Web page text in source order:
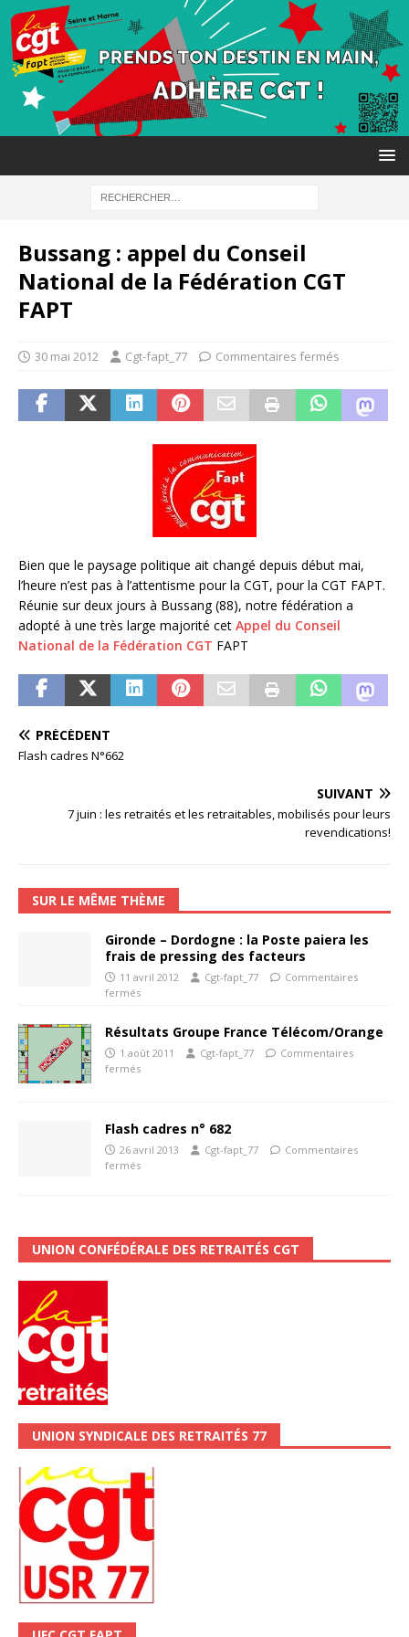
Bussang : appel du Conseil
National de la Fédération CGT
FAPT
30 mai 2012 Cgt-fapt_77 Commentaires fermés
Bien que le paysage politique ait changé depuis début mai,
l’heure n’est pas à l’attentisme pour la CGT, pour la CGT FAPT.
Réunie sur deux jours à Bussang (88), notre fédération a
adopté à une très large majorité cet Appel du Conseil
National de la Fédération CGT FAPT
PRÉCÉDENT
Flash cadres N°662
SUIVANT
7 juin : les retraités et les retraitables, mobilisés pour leurs
revendications!
SUR LE MÊME THÈME
Gironde – Dordogne : la Poste paiera les
frais de pressing des facteurs
11 avril 2012 Cgt-fapt_77
Commentaires
fermés
Résultats Groupe France Télécom/Orange
1 août 2011 Cgt-fapt_77
Commentaires
fermés
Flash cadres n° 682
26 avril 2013 Cgt-fapt_77
Commentaires
fermés
UNION CONFÉDÉRALE DES RETRAITÉS CGT
UNION SYNDICALE DES RETRAITÉS 77